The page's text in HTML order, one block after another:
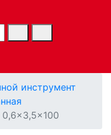
инструмент
0,6x3,5x100